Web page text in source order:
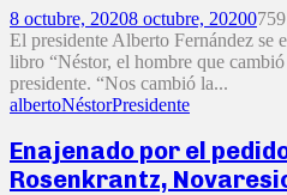
8 octubre, 20208 octubre, 20200759
El presidente Alberto Fernández se
libro “Néstor, el hombre que
presidente. “Nos cambió la...
albertoNéstorPresidente
Enajenado por el
Rosenkrantz,